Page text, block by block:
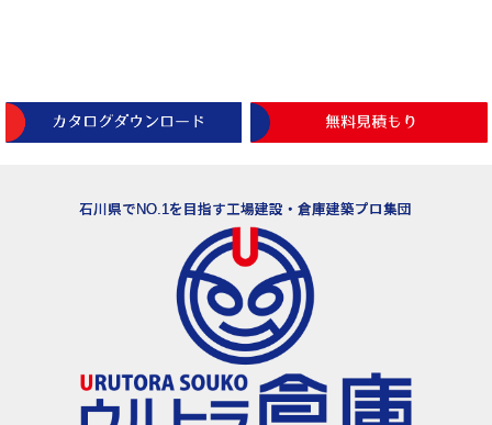
石川県でNO.1を目指す工場建設・倉庫建築プロ集団